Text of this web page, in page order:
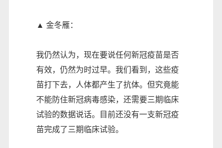
▲ 金冬雁：
我仍然认为，现在要说任何新冠疫苗是否
有效，仍然为时过早。我们看到，这些疫
苗打下去，人体都产生了抗体。但究竟能
不能防住新冠病毒感染，还需要三期临床
试验的数据说话。目前还没有一支新冠疫
苗完成了三期临床试验。